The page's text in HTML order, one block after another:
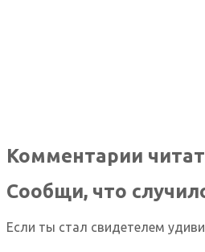
Комментарии
Сообщи, что
Если ты стал свидетелем